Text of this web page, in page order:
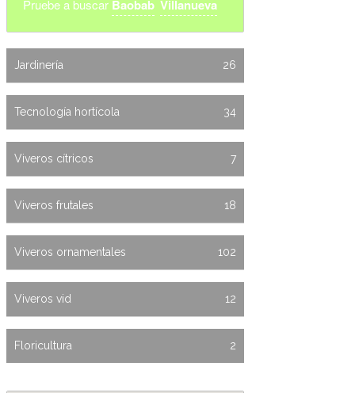
Pruebe a buscar Baobab Villanueva
Jardinería 26
Tecnología hortícola 34
Viveros cítricos 7
Viveros frutales 18
Viveros ornamentales 102
Viveros vid 12
Floricultura 2